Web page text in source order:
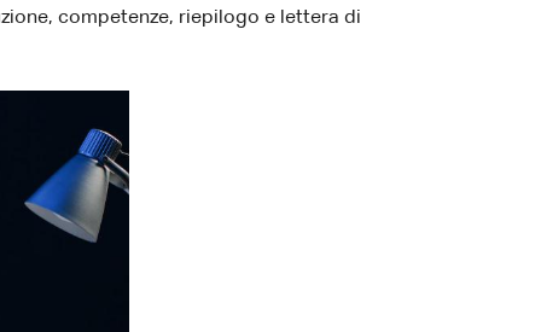
competenze, riepilogo e lettera di